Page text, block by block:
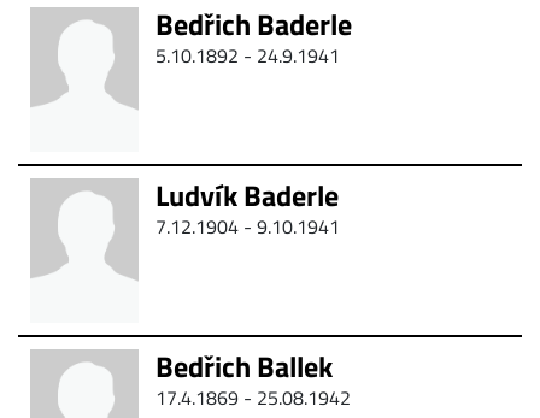
Bedřich Baderle
5.10.1892 - 24.9.1941
Ludvík Baderle
7.12.1904 - 9.10.1941
Bedřich Ballek
17.4.1869 - 25.08.1942